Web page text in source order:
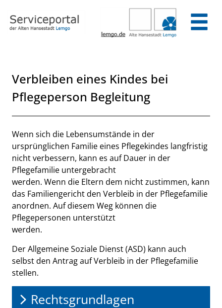
Verbleiben eines Kindes bei
Pflegeperson Begleitung
Beschreibung
Wenn sich die Lebensumstände in der
ursprünglichen Familie eines Pflegekindes langfristig
nicht verbessern, kann es auf Dauer in der
Pflegefamilie untergebracht
werden. Wenn die Eltern dem nicht zustimmen, kann
das Familiengericht den Verbleib in der Pflegefamilie
anordnen. Auf diesem Weg können die
Pflegepersonen unterstützt
werden.
Der Allgemeine Soziale Dienst (ASD) kann auch
selbst den Antrag auf Verbleib in der Pflegefamilie
stellen.
Rechtsgrundlagen